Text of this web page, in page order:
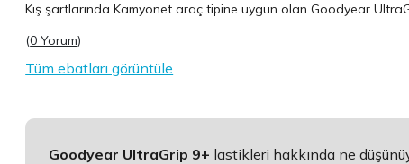
Kış şartlarında Kamyonet araç tipine uygun olanGoodyear
(0 Yorum)
Tüm ebatları görüntüle
Goodyear UltraGrip 9+ lastikleri hakkında ne